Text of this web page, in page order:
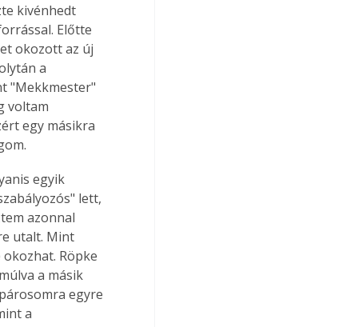
kivénhedt
Előtte
okozott az új
a
"Mekkmester"
voltam
egy másikra
egyik
lett,
azonnal
utalt. Mint
Röpke
a másik
egyre
a